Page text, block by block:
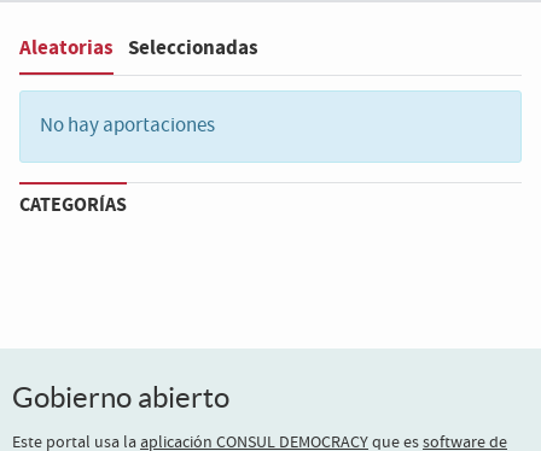
Filter:
Aleatorias Seleccionadas
No hay aportaciones
CATEGORÍAS
Gobierno abierto
Este portal usa la aplicación CONSUL DEMOCRACYque essoftware de